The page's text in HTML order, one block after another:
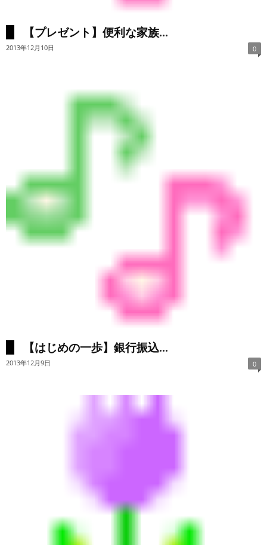
【プレゼント】便利な家族...
2013年12月10日 0
【はじめの一歩】銀行振込...
2013年12月9日 0